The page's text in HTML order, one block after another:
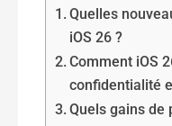
Quelles
iOS 26 ?
Comment iOS
confidentialité
Quels gains de